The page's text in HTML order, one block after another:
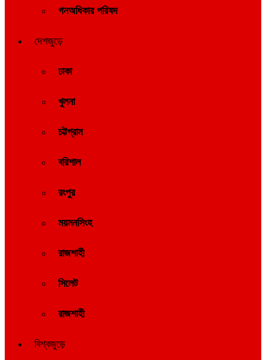
গনঅধিকার পরিষদ
দেশজুড়ে
ঢাকা
খুলনা
চট্টগ্রাম
বরিশাল
রংপুর
ময়মনসিংহ
রাজশাহী
সিলেট
রাজশাহী
বিশ্বজুড়ে